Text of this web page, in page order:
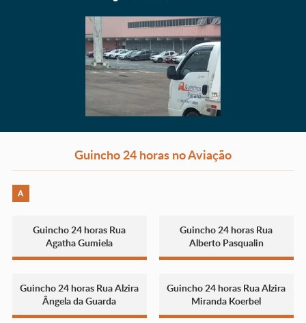
Guincho 24 horas no Aviação
A
Guincho 24 horas Rua
Agatha Gumiela
Guincho 24 horas Rua
Alberto Pasqualin
Guincho 24 horas Rua Alzira
Ângela da Guarda
Guincho 24 horas Rua Alzira
Miranda Koerbel